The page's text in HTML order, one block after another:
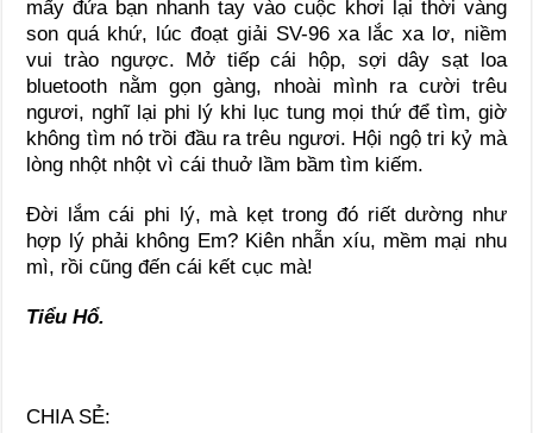
mấy đứa bạn nhanh tay vào cuộc khơi lại thời vàng
son quá khứ, lúc đoạt giải SV-96 xa lắc xa lơ, niềm
vui trào ngược. Mở tiếp cái hộp, sợi dây sạt loa
bluetooth nằm gọn gàng, nhoài mình ra cười trêu
ngươi, nghĩ lại phi lý khi lục tung mọi thứ để tìm, giờ
không tìm nó trồi đầu ra trêu ngươi. Hội ngộ tri kỷ mà
lòng nhột nhột vì cái thuở lầm bầm tìm kiếm.
Đời lắm cái phi lý, mà kẹt trong đó riết dường như
hợp lý phải không Em? Kiên nhẫn xíu, mềm mại nhu
mì, rồi cũng đến cái kết cục mà!
Tiểu Hổ.
CHIA SẺ: